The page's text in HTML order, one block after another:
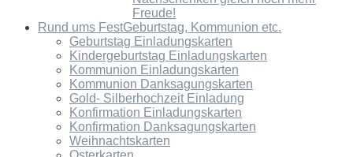
Freude!
Rund ums FestGeburtstag, Kommunion etc.
Geburtstag Einladungskarten
Kindergeburtstag Einladungskarten
Kommunion Einladungskarten
Kommunion Danksagungskarten
Gold- Silberhochzeit Einladung
Konfirmation Einladungskarten
Konfirmation Danksagungskarten
Weihnachtskarten